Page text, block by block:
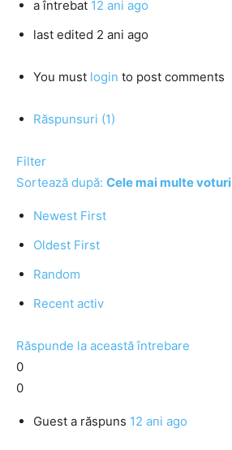
a întrebat 12 ani ago
last edited 2 ani ago
You must login to post comments
Răspunsuri (1)
Filter
Sortează după: Cele mai multe voturi
Newest First
Oldest First
Random
Recent activ
Răspunde la această întrebare
0
0
Guest a răspuns 12 ani ago